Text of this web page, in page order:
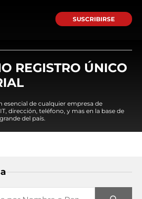
SUSCRIBIRSE
REGISTRO ÚNICO
esencial de cualquier empresa de
dirección, teléfono, y mas en la base de
del país.